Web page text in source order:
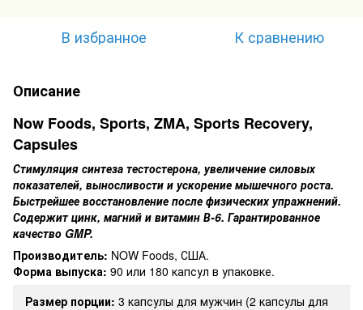
В избранное К сравнению
Описание
Now Foods, Sports, ZMA, Sports Recovery,
Capsules
Стимуляция синтеза тестостерона, увеличение силовых
показателей, выносливости и ускорение мышечного роста.
Быстрейшее восстановление после физических упражнений.
Содержит цинк, магний и витамин В-6. Гарантированное
качество GMP.
Производитель: NOW Foods, США.
Форма выпуска: 90 или 180 капсул в упаковке.
Размер порции: 3 капсулы для мужчин (2 капсулы для